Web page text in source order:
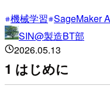
機械学習 SageMaker
SIN@製造BT部
2026.05.13
1 はじめに